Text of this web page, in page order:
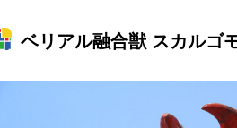
ベリアル融合獣 スカルゴ